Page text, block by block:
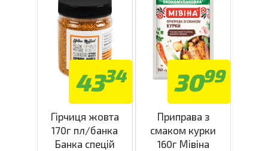
4334
Гірчиця жовта
170г пл/банка
Банка спецій
3099
Приправа з
смаком курки
160г Мівіна